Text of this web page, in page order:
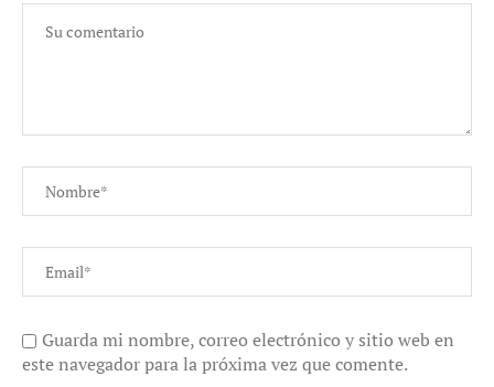
Guarda mi nombre, correo electrónico y sitio web en
este navegador para la próxima vez que comente.